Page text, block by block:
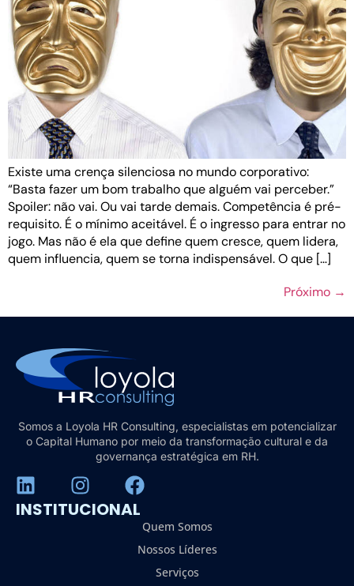
Existe uma crença silenciosa no mundo corporativo:
“Basta fazer um bom trabalho que alguém vai perceber.”
Spoiler: não vai. Ou vai tarde demais. Competência é pré-
requisito. É o mínimo aceitável. É o ingresso para entrar no
jogo. Mas não é ela que define quem cresce, quem lidera,
quem influencia, quem se torna indispensável. O que […]
Próximo →
Somos a Loyola HR Consulting, especialistas em potencializar
o Capital Humano por meio da transformação cultural e da
governança estratégica em RH.
INSTITUCIONAL
Quem Somos
Nossos Líderes
Serviços